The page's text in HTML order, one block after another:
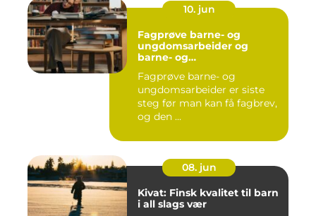
10. jun
Fagprøve barne- og
ungdomsarbeider og
barne- og
– veien til fagbrev
Fagprøve barne- og
ungdomsarbeider er siste
steg før man kan få fagbrev,
og den ...
08. jun
Kivat: Finsk kvalitet til barn
i all slags vær